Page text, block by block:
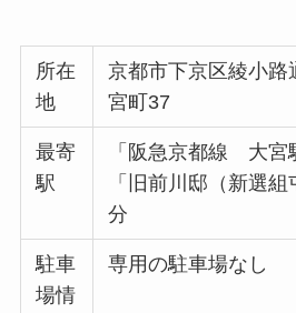
所在
地
京都市下京区綾小路
宮町37
最寄
駅
「阪急京都線 大
「旧前川邸（新選
分
駐車
場情
専用の駐車場なし